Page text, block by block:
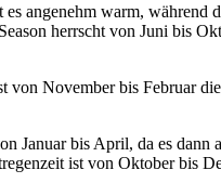
angenehm warm, während
herrscht von Juni bis
November bis Februar
bis April, da es dann
ist von Oktober bis